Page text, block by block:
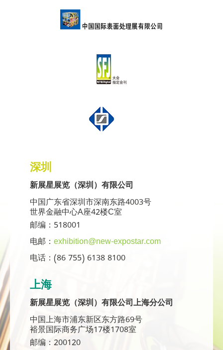
深圳
新展星展览（深圳）有限公司
中国广东省深圳市深南东路4003号
世界金融中心A座42楼C室
邮编：518001
电邮： exhibition@new-expostar.com
电话：(86 755) 6138 8100
上海
新展星展览（深圳）有限公司上海分公司
中国上海市浦东新区东方路69号
裕景国际商务广场17楼1708室
邮编：200120